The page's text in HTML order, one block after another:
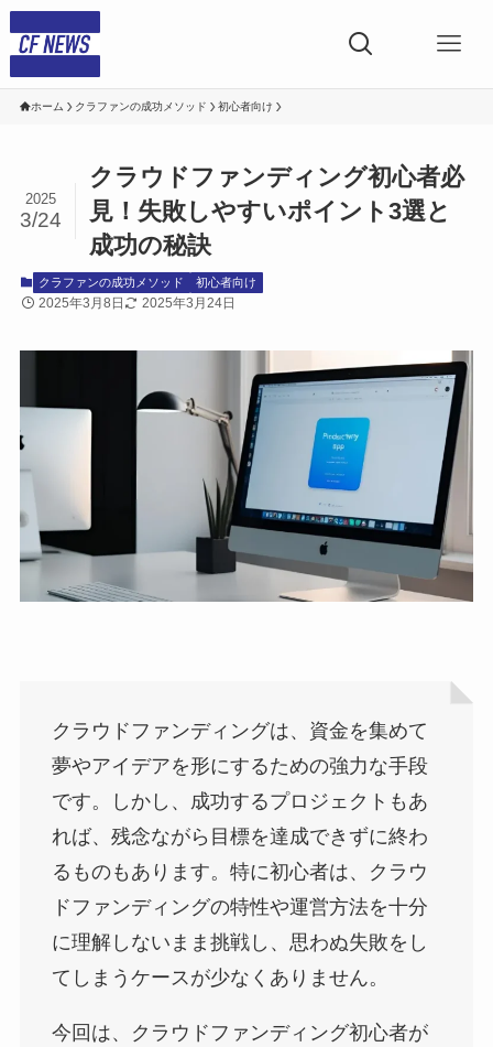
ホーム クラファンの成功メソッド 初心者向け
クラウドファンディング初心者必
見！失敗しやすいポイント3選と
成功の秘訣
2025
3/24
クラファンの成功メソッド 初心者向け
2025年3月8日 2025年3月24日
クラウドファンディングは、資金を集めて
夢やアイデアを形にするための強力な手段
です。しかし、成功するプロジェクトもあ
れば、残念ながら目標を達成できずに終わ
るものもあります。特に初心者は、クラウ
ドファンディングの特性や運営方法を十分
に理解しないまま挑戦し、思わぬ失敗をし
てしまうケースが少なくありません。
今回は、クラウドファンディング初心者が